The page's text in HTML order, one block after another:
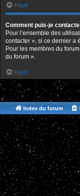
Haut
Comment puis-je
Pour l’ensemble des
contacter », si ce dernier a
Pour les membres du
du forum ».
Haut
Index du forum